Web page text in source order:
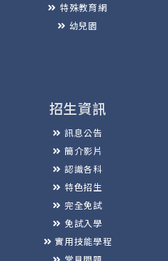
特殊教育網
幼兒園
招生資訊
訊息公告
簡介影片
認識各科
特色招生
完全免試
免試入學
實用技能學程